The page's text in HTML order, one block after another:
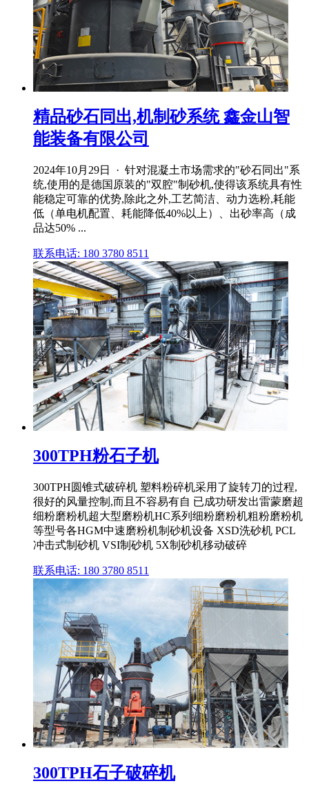
精品砂石同出,机制砂系统 鑫金山智
能装备有限公司
2024年10月29日 · 针对混凝土市场需求的"砂石同出"系
统,使用的是德国原装的"双腔"制砂机,使得该系统具有性
能稳定可靠的优势,除此之外,工艺简洁、动力选粉,耗能
低（单电机配置、耗能降低40%以上）、出砂率高（成
品达50% ...
联系电话: 180 3780 8511
300TPH粉石子机
300TPH圆锥式破碎机 塑料粉碎机采用了旋转刀的过程,
很好的风量控制,而且不容易有自 已成功研发出雷蒙磨超
细粉磨粉机超大型磨粉机HC系列细粉磨粉机粗粉磨粉机
等型号各HGM中速磨粉机制砂机设备 XSD洗砂机 PCL
冲击式制砂机 VSI制砂机 5X制砂机移动破碎
联系电话: 180 3780 8511
300TPH石子破碎机